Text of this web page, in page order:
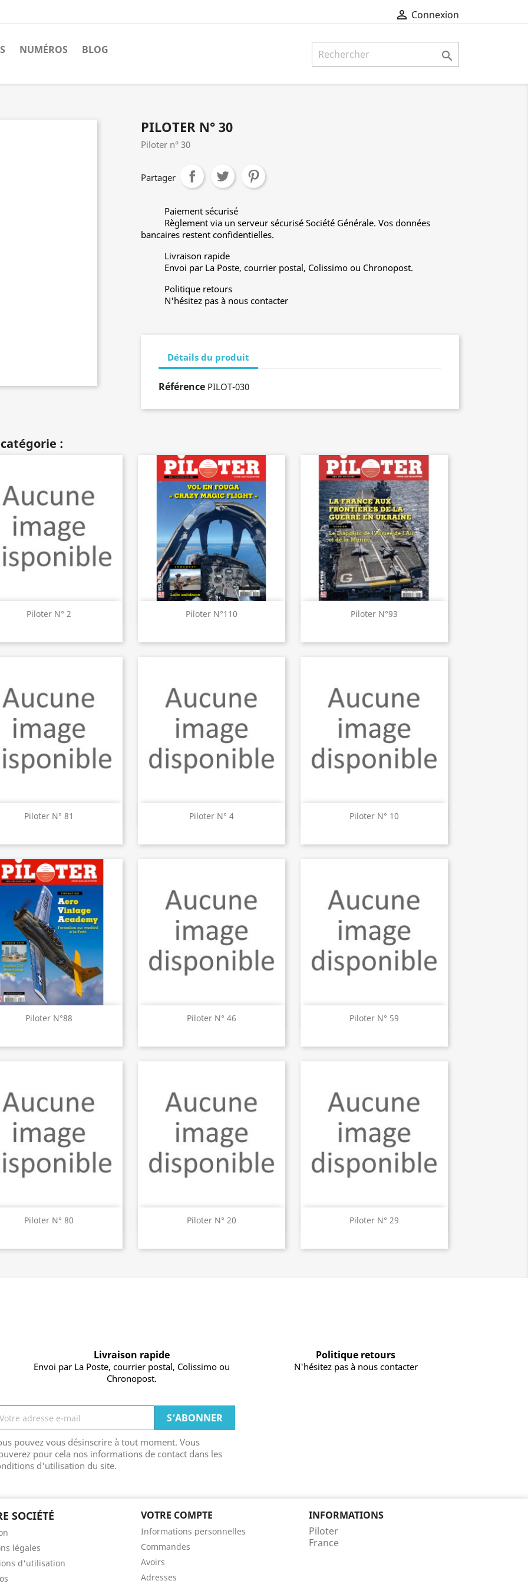
 Connexion
NUMÉROS BLOG 
PILOTER N° 30
Piloter n° 30
Partager
Paiement sécurisé
Règlement via un serveur sécurisé Société Générale. Vos données
bancaires restent confidentielles.
Livraison rapide
Envoi par La Poste, courrier postal, Colissimo ou Chronopost.
Politique retours
N'hésitez pas à nous contacter
Détails du produit
Référence PILOT-030
:
Piloter N° 2
Aperçu rapide Piloter N°110
Aperçu rapide Piloter N°93
Aperçu rapide
Piloter N° 81
Aperçu rapide Piloter N° 4
Aperçu rapide Piloter N° 10
Aperçu rapide
Piloter N°88
Aperçu rapide Piloter N° 46
Aperçu rapide Piloter N° 59
Aperçu rapide
Piloter N° 80
Aperçu rapide Piloter N° 20
Aperçu rapide Piloter N° 29
Aperçu rapide
Livraison rapide
Envoi par La Poste, courrier postal, Colissimo ou
Chronopost.
Politique retours
N'hésitez pas à nous contacter
pouvez vous désinscrire à tout moment. Vous
pour cela nos informations de contact dans les
d'utilisation du site.
SOCIÉTÉ
légales
d'utilisation
VOTRE COMPTE
Informations personnelles
Commandes
Avoirs
Adresses
INFORMATIONS
Piloter
France